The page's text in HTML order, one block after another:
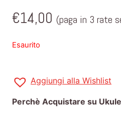
€14,00 (paga in 3 rate
Esaurito
Aggiungi alla Wishlist
Perchè Acquistare su